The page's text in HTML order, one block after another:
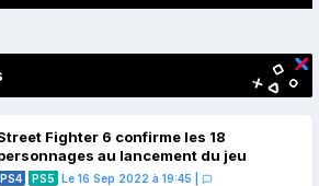
Fighter 6 confirme les 18
au lancement du jeu
PS4 PS5 Le 16 Sep 2022 à 19:45